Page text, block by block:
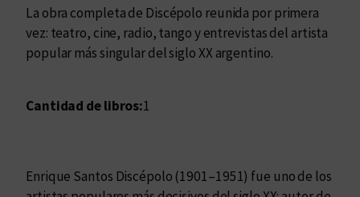
La obra completa de Discépolo reunida por primera
vez: teatro, cine, radio, tango y entrevistas del artista
popular más singular del siglo XX argentino.
Cantidad de libros:1
Enrique Santos Discépolo (1901–1951) fue uno de los